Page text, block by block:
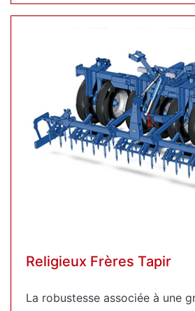
Religieux Frères Tapir
La robustesse associée à une